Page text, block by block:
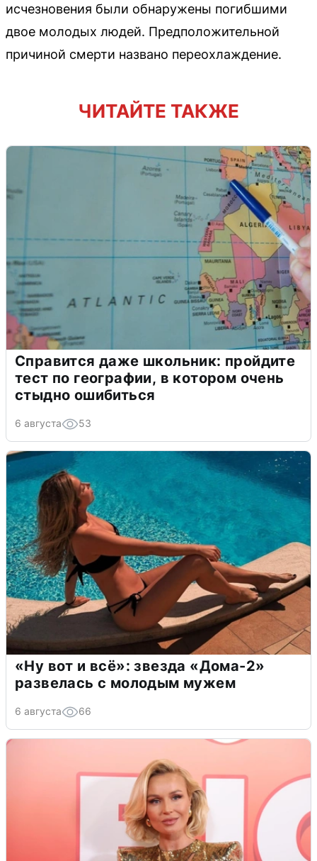
исчезновения были обнаружены погибшими
двое молодых людей. Предположительной
причиной смерти названо переохлаждение.
ЧИТАЙТЕ ТАКЖЕ
Справится даже школьник: пройдите
тест по географии, в котором очень
стыдно ошибиться
6 августа 53
«Ну вот и всё»: звезда «Дома-2»
развелась с молодым мужем
6 августа 66